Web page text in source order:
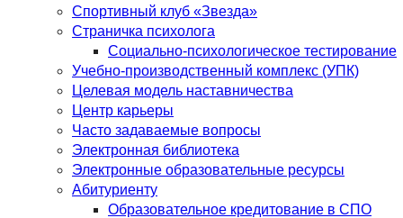
Спортивный клуб «Звезда»
Страничка психолога
Социально-психологическое тестирование
Учебно-производственный комплекс (УПК)
Целевая модель наставничества
Центр карьеры
Часто задаваемые вопросы
Электронная библиотека
Электронные образовательные ресурсы
Абитуриенту
Образовательное кредитование в СПО